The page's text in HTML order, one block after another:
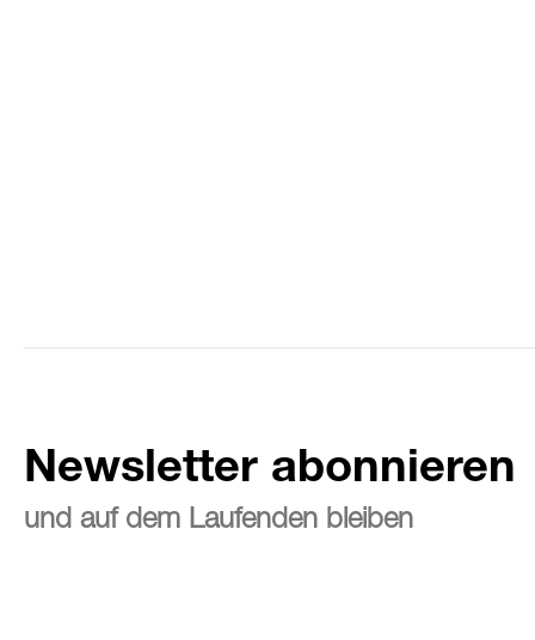
Newsletter abonnieren
und auf dem Laufenden bleiben